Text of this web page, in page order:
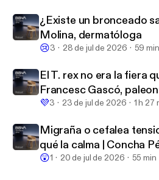
¿Existe un bronceado
Molina, dermatóloga
😢3 28 de jul de 2026 59 min
El T. rex no era la fiera
Francesc Gascó,
💜3 23 de jul de 2026 1 h 27
Migraña o cefalea
qué la calma | Concha
Dolor
😲1 20 de jul de 2026 55 min